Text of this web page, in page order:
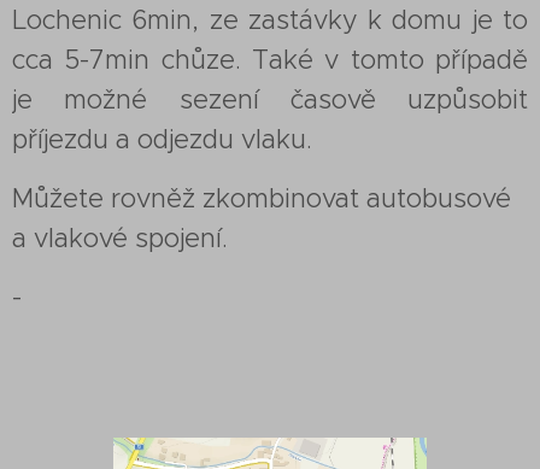
Lochenic 6min, ze zastávky k domu je to
cca 5-7min chůze. Také v tomto případě
je možné sezení časově uzpůsobit
příjezdu a odjezdu vlaku.
Můžete rovněž zkombinovat autobusové
a vlakové spojení.
-